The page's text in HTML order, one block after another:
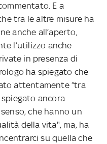
E a
tra le altre misure ha
anche all’aperto,
l’utilizzo anche
in presenza di
ha spiegato che
attentamente “tra
ancora
che hanno un
della vita", ma, ha
su quella che